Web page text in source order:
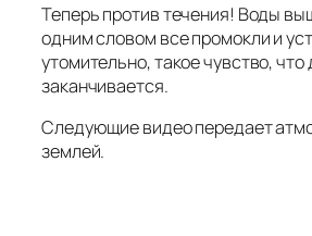
Теперь против течения! Воды
одним словом все промокли и
утомительно, такое чувство, что
заканчивается.
Следующие видео передает
землей.